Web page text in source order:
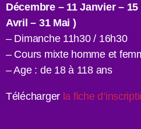
Décembre – 11 Janvier –
Avril – 31 Mai )
– Dimanche 11h30 / 16h30
– Cours mixte homme et
– Age : de 18 à 118 ans
Télécharger la fiche